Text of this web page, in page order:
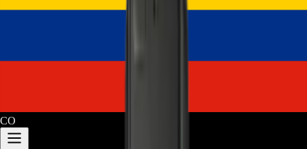
CO